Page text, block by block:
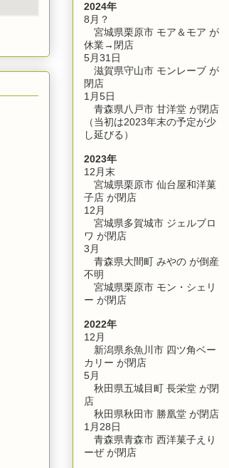
2024年
8月？
宮城県栗原市 モア＆モア が
休業→閉店
5月31日
滋賀県守山市 モンレーブ が
閉店
1月5日
青森県八戸市 甘洋堂 が閉店
（当初は2023年末の予定が少
し延びる）
2023年
12月末
宮城県栗原市 仙台屋和洋菓
子店 が閉店
12月
宮城県多賀城市 ジェルブロ
ワ が閉店
3月
青森県大間町 みやの が倒産
不明
宮城県栗原市 モン・シェリ
ー が閉店
2022年
12月
新潟県糸魚川市 四ツ角ベー
カリー が閉店
5月
秋田県五城目町 長栄堂 が閉
店
秋田県秋田市 勝凰堂 が閉店
1月28日
青森県青森市 西洋菓子えり
ーぜ が閉店